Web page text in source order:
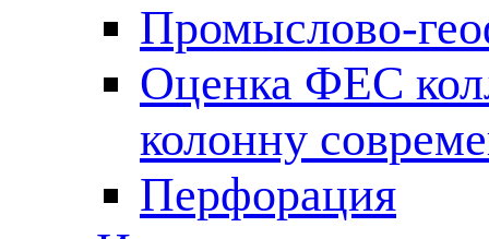
Промыслово-
Оценка ФЕС
колонну
Перфорация